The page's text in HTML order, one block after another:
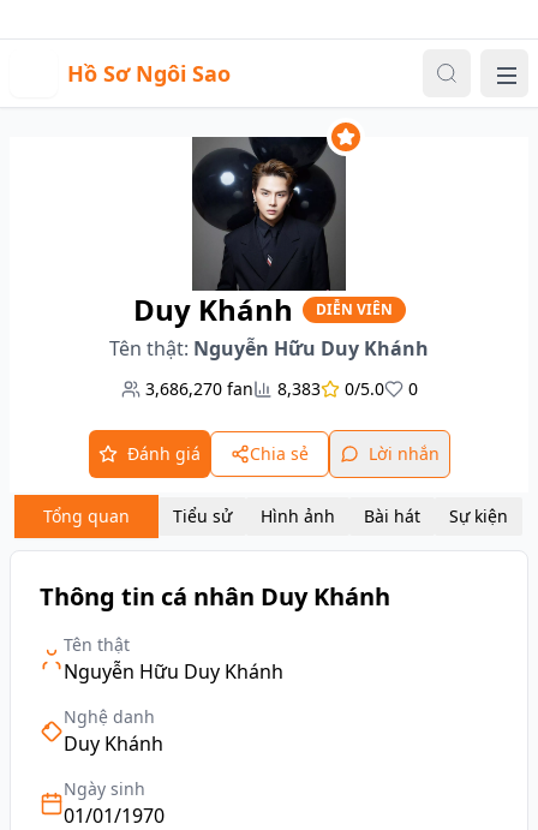
Hồ Sơ Ngôi Sao
Duy Khánh DIỄN VIÊN
Tên thật: Nguyễn Hữu Duy Khánh
3,686,270 fan 8,383 0/5.0 0
Đánh giá Chia sẻ Lời nhắn
Tổng quan Tiểu sử Hình ảnh Bài hát Sự kiện
Thông tin cá nhân Duy Khánh
Tên thật
Nguyễn Hữu Duy Khánh
Nghệ danh
Duy Khánh
Ngày sinh
01/01/1970